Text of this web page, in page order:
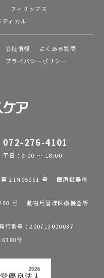
フィリップス
ディカル
会社情報
よくある質問
プライバシーポリシー
072-276-4101
平日：9:00 ～ 18:00
第 21N05051 号 医療機器修
号 動物用管理医療機器等
行番号：200713000037
号